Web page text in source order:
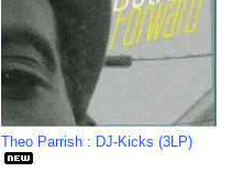
Theo Parrish : DJ-Kicks (3LP)